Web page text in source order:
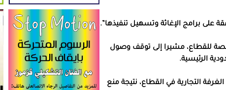
على برامج الإغاثة وتسهيل تنفيذها”.
للقطاع، مشيرا إلى توقف وصول
الغذائية الأساسية في قطاع غزة بنسبة 527% حسب الغرفة التجارية في القطاع، نتيجة منع